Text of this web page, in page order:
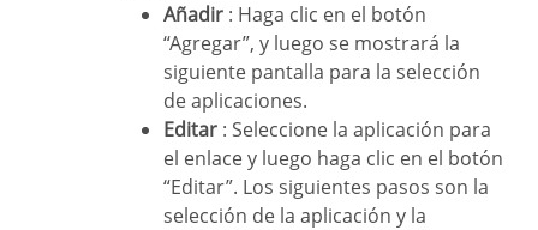
Añadir : Haga clic en el botón
“Agregar”, y luego se mostrará la
siguiente pantalla para la selección
de aplicaciones.
Editar : Seleccione la aplicación para
el enlace y luego haga clic en el botón
“Editar”. Los siguientes pasos son la
selección de la aplicación y la